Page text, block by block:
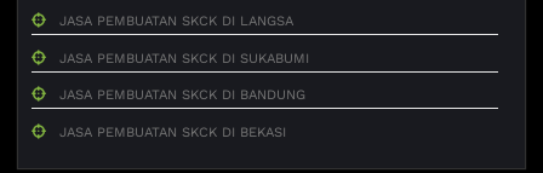
JASA PEMBUATAN SKCK DI LANGSA
JASA PEMBUATAN SKCK DI SUKABUMI
JASA PEMBUATAN SKCK DI BANDUNG
JASA PEMBUATAN SKCK DI BEKASI